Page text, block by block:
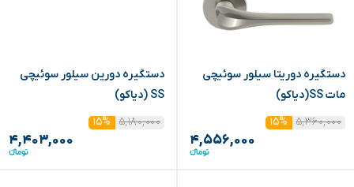
دستگیره دوریتا سیلور سوئیچی
مات SS(دیاکو)
۵,۳۶۰,۰۰۰
۱۵%
۴,۵۵۶,۰۰۰
دستگیره دورین سیلور سوئیچی
SS (دیاکو)
۵,۱۸۰,۰۰۰
۱۵%
۴,۴۰۳,۰۰۰